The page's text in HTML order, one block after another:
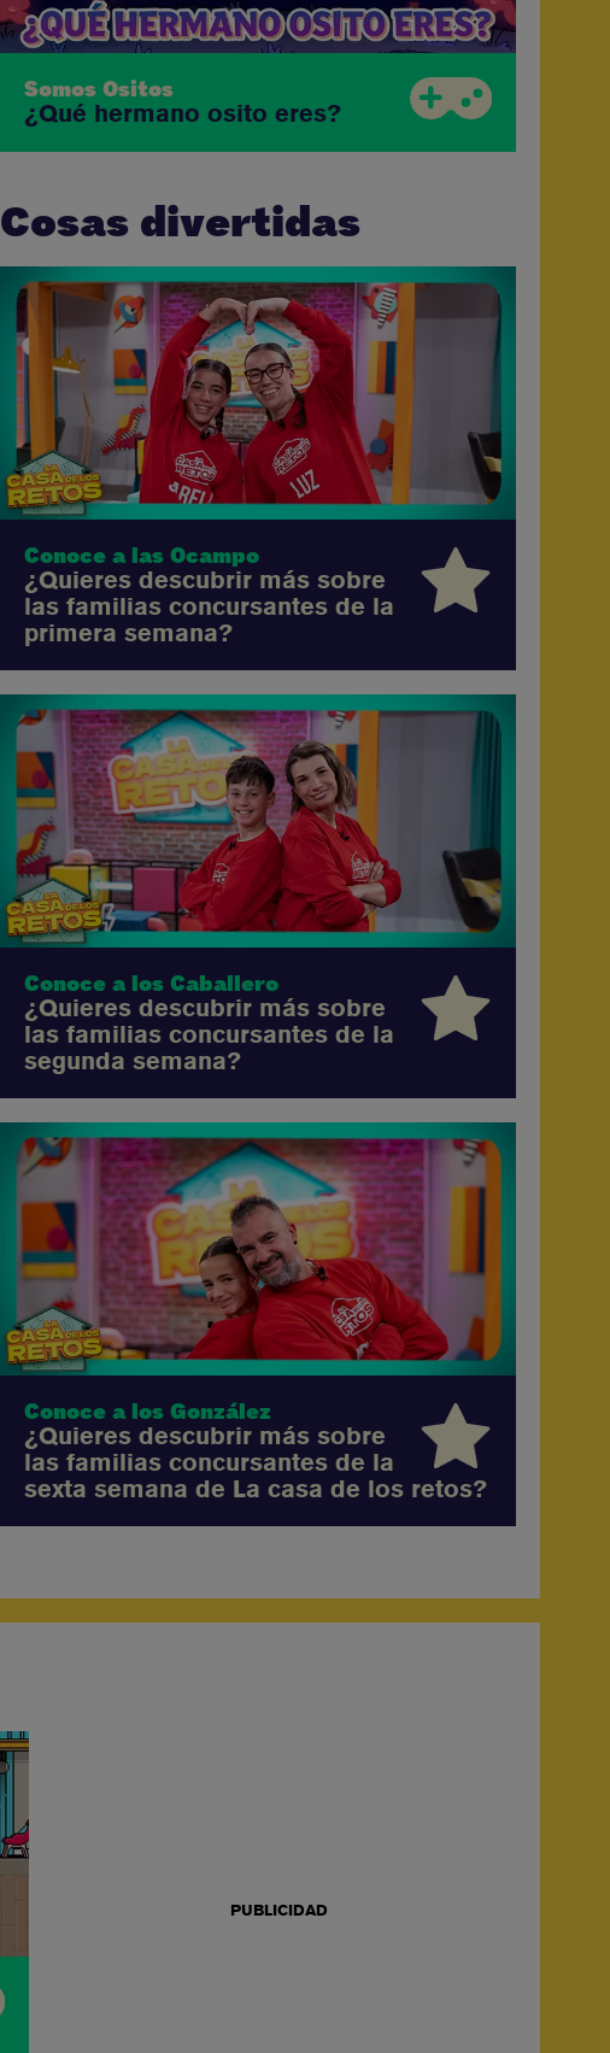
Somos Ositos
¿Qué hermano osito eres?
Cosas divertidas
Conoce a las Ocampo
¿Quieres descubrir más sobre
las familias concursantes de la
primera semana?
Conoce a los Caballero
¿Quieres descubrir más sobre
las familias concursantes de la
segunda semana?
Conoce a los González
¿Quieres descubrir más sobre
las familias concursantes de la
sexta semana de La casa de los retos?
PUBLICIDAD